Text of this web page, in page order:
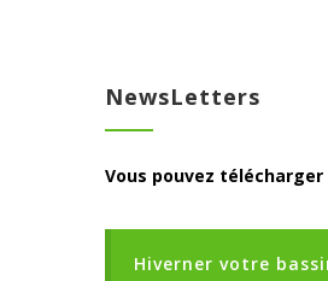
NewsLetters
Vous pouvez
Hiverner votre